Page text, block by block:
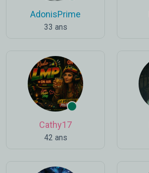
AdonisPrime
33 ans
Cathy17
42 ans